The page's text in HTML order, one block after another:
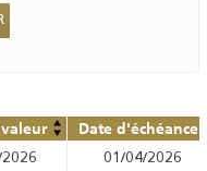
Date d'échéance
01/04/2026